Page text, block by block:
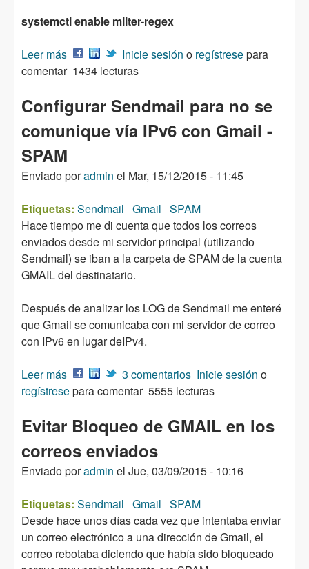
systemctl enable milter-regex
Leer más sobre SENDMAIL: bloquear Correo no deseado
con Expresiones Regulares
Inicie sesión o regístresepara
comentar 1434 lecturas
Configurar Sendmail para no se
comunique vía IPv6 con Gmail -
SPAM
Enviado poradmin el Mar, 15/12/2015 - 11:45
Etiquetas: Sendmail Gmail SPAM
Hace tiempo me di cuenta que todos los correos
enviados desde mi servidor principal (utilizando
Sendmail) se iban a la carpeta de SPAM de la cuenta
GMAIL del destinatario.
Después de analizar los LOG de Sendmail me enteré
que Gmail se comunicaba con mi servidor de correo
con IPv6 en lugar deIPv4.
Leer más sobre Configurar Sendmail para no se
comunique vía IPv6 con Gmail - SPAM
3 comentarios Inicie sesión o
regístresepara comentar 5555 lecturas
Evitar Bloqueo de GMAIL en los
correos enviados
Enviado poradmin el Jue, 03/09/2015 - 10:16
Etiquetas: Sendmail Gmail SPAM
Desde hace unos días cada vez que intentaba enviar
un correo electrónico a una dirección de Gmail, el
correo rebotaba diciendo que había sido bloqueado